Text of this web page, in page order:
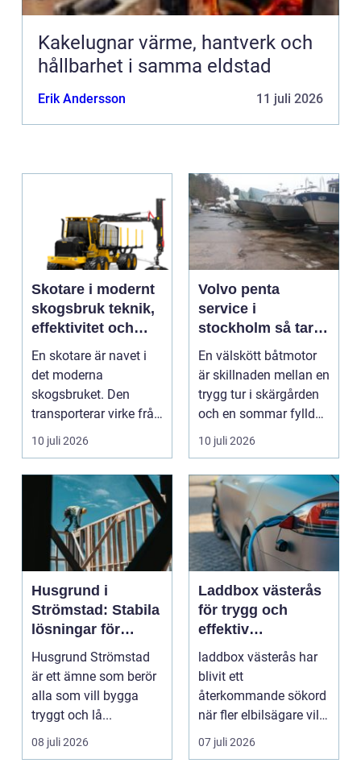
Kakelugnar värme, hantverk och
hållbarhet i samma eldstad
Erik Andersson 11 juli 2026
Skotare i modernt
skogsbruk teknik,
effektivitet och
hållbarhet
En skotare är navet i
det moderna
skogsbruket. Den
transporterar virke från
avverkningsplatsen till
10 juli 2026
Volvo penta
service i
stockholm så tar
du hand om din
båtmotor på rätt
sätt
En välskött båtmotor
är skillnaden mellan en
trygg tur i skärgården
och en sommar fylld
av ofrivilli...
10 juli 2026
Husgrund i
Strömstad: Stabila
lösningar för
boende vid kusten
Husgrund Strömstad
är ett ämne som berör
alla som vill bygga
tryggt och lå...
08 juli 2026
Laddbox västerås
för trygg och
effektiv
hemmaladdning
laddbox västerås har
blivit ett
återkommande sökord
när fler elbilsägare vill
ladda hemma på ett
säk...
07 juli 2026